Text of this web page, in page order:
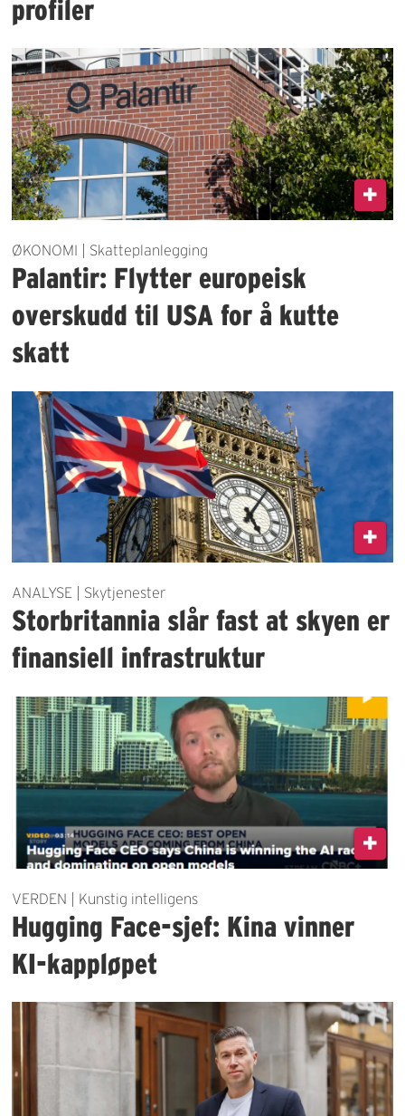
profiler
ØKONOMI | Skatteplanlegging
Palantir: Flytter europeisk
overskudd til USA for å kutte
skatt
ANALYSE | Skytjenester
Storbritannia slår fast at skyen er
finansiell infrastruktur
VERDEN | Kunstig intelligens
Hugging Face-sjef: Kina vinner
KI-kappløpet